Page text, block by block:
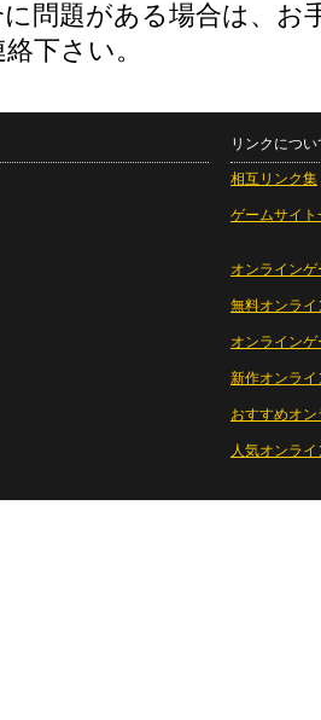
問題がある場合は、お
下さい。
リンクについ
相互リンク集
ゲームサイト
オンラインゲ
無料オンライ
オンライン
新作オンライ
おすすめオ
人気オンラ